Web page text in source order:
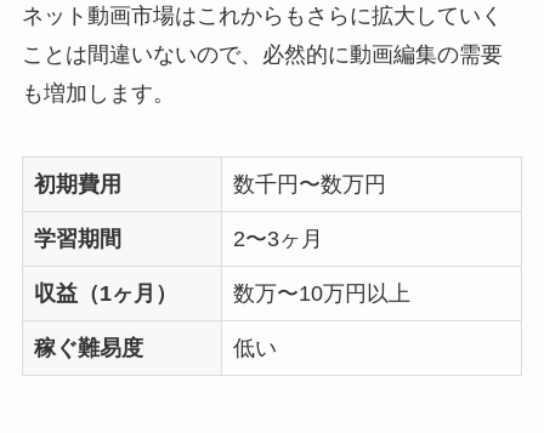
ネット動画市場はこれからもさらに拡大していく
ことは間違いないので、必然的に動画編集の需要
も増加します。
初期費用 数千円〜数万円
学習期間 2〜3ヶ月
収益（1ヶ月） 数万〜10万円以上
稼ぐ難易度 低い